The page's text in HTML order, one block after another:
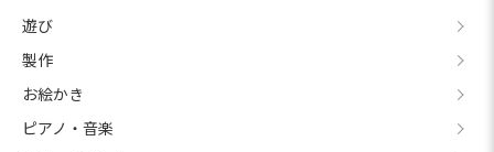
遊び
製作
お絵かき
ピアノ・音楽